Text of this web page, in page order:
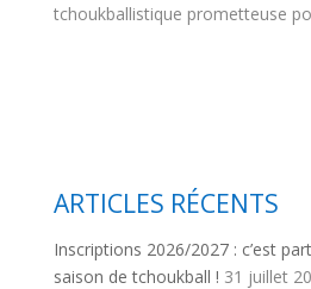
tchoukballistique prometteuse
ARTICLES RÉCENTS
Inscriptions 2026/2027 : c’est
saison de tchoukball ! 31 juillet